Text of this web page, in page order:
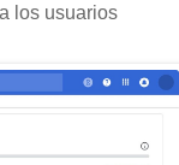
los usuarios